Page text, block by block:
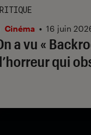
a vu «
qui
Cinéma • 16 juin